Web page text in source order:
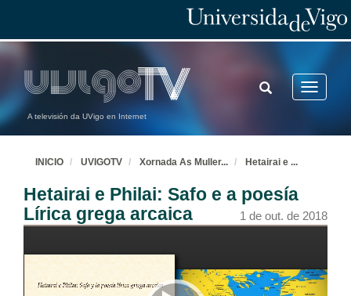
A televisión da UVigo en Internet
Toggle
TOGGLE
SEARCH
INICIO UVIGOTV Xornada As Muller... Hetairai e ...
Hetairai e Philai: Safo e a poesía
Lírica grega arcaica
1 de out. de 2018